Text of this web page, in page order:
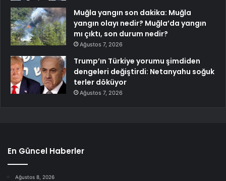
Muğla yangın son dakika: Muğla
yangın olayı nedir? Muğla’da yangın
mı çıktı, son durum nedir?
Ağustos 7, 2026
Trump’ın Türkiye yorumu şimdiden
dengeleri değiştirdi: Netanyahu soğuk
terler döküyor
Ağustos 7, 2026
En Güncel Haberler
Ağustos 8, 2026